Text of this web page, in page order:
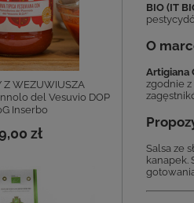
Z WEZUWIUSZA
del Vesuvio DOP
Inserbo
zł
BIO (IT
O
Artigiana
zgodnie
Salsa ze
kanapek.